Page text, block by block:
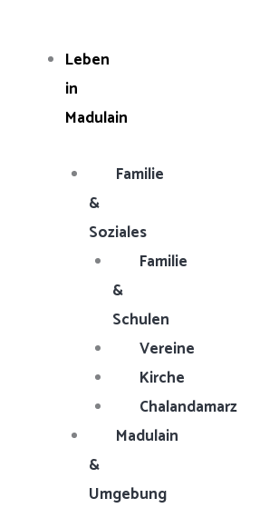
Leben
in
Madulain
Familie
&
Soziales
Familie
&
Schulen
Vereine
Kirche
Chalandamarz
Madulain
&
Umgebung